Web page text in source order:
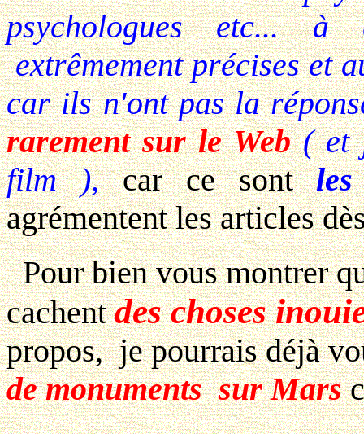
psychologues etc...
extrêmement précises et
car ils n'ont pas la
rarement sur le Web ( et
film ),car ce sont
agrémentent les articles
Pour bien vous montrer
cachentdes choses
propos, je pourrais déjà
de monuments sur Mars